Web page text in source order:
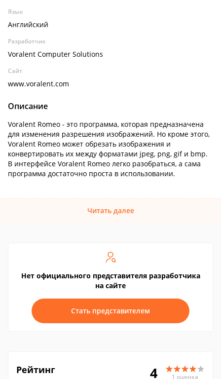
Язык
Английский
Разработчик
Voralent Computer Solutions
Сайт
www.voralent.com
Описание
Voralent Romeo - это программа, которая предназначена
для изменения разрешения изображений. Но кроме этого,
Voralent Romeo может обрезать изображения и
конвертировать их между форматами jpeg, png, gif и bmp.
В интерфейсе Voralent Romeo легко разобраться, а сама
программа достаточно проста в использовании.
Читать далее
Нет официального представителя разработчика
на сайте
Стать представителем
Рейтинг 4 1 оценка